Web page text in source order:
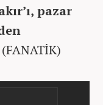
pazar
(FANATİK)